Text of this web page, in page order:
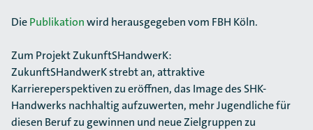
DiePublikationwird herausgegeben vom FBH Köln.
Zum Projekt ZukunftSHandwerK:
ZukunftSHandwerK strebt an, attraktive
Karriereperspektiven zu eröffnen, das Image des SHK-
Handwerks nachhaltig aufzuwerten, mehr Jugendliche für
diesen Beruf zu gewinnen und neue Zielgruppen zu